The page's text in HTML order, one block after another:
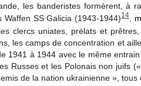
les banderistes formèrent, à
Waffen SS Galicia (1943-1944)14,
clercs uniates, prélats et
les camps de concentration et
1941 à 1944 avec le même
Russes et les Polonais non juifs
de la nation ukrainienne », tous